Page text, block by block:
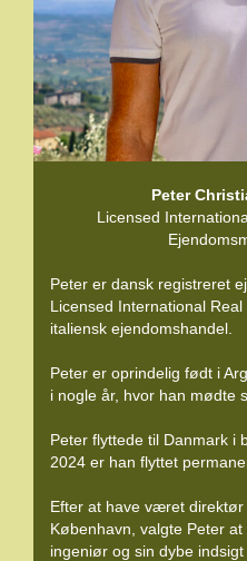
Peter
Licensed
Peter er dansk registreret
Licensed International
italiensk ejendomshandel.
Peter er oprindelig født i
i nogle år, hvor han mødte
Peter flyttede til Danmark i
2024 er han flyttet
Efter at have været
København, valgte Peter
ingeniør og sin dybe